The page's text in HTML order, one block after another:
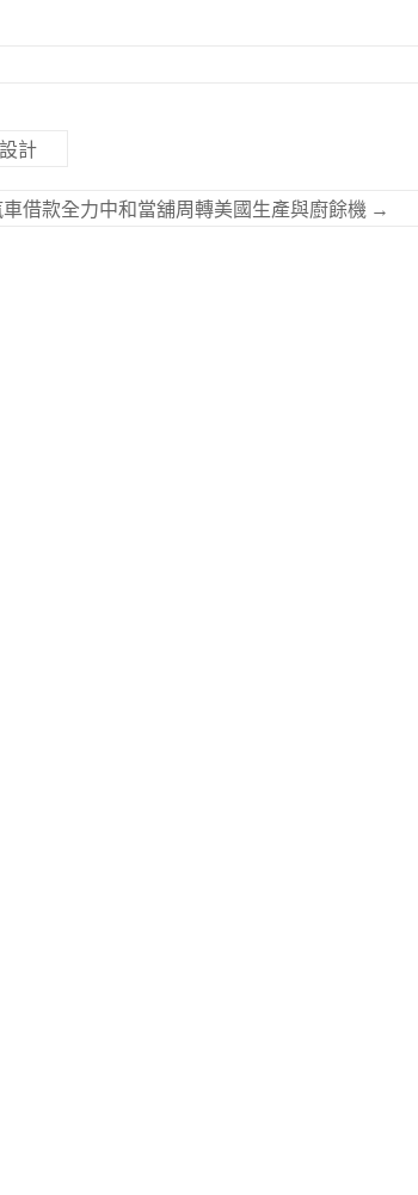
計
借款全力中和當舖周轉美國生產與廚餘機 →